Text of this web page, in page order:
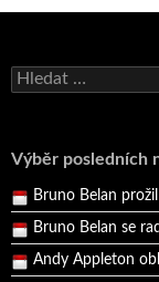
Vyhledávání
Výběr posledních
Andy Appleton
Bruno Belan
Bruno Belan se
Andy Appleton
Reprezentační